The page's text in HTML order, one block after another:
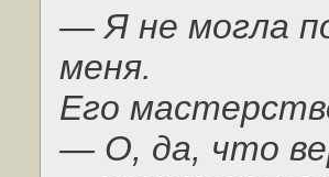
— Я не могла
меня.
Его
— О, да, что